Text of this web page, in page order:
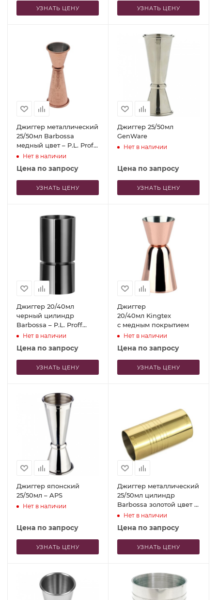
УЗНАТЬ ЦЕНУ УЗНАТЬ ЦЕНУ
Джиггер металлический
25/50мл Barbossa
медный цвет – P.L. Proff
Cuisine
Нет в наличии
Цена по запросу
УЗНАТЬ ЦЕНУ
Джиггер 25/50мл
GenWare
Нет в наличии
Цена по запросу
УЗНАТЬ ЦЕНУ
Джиггер 20/40мл
черный цилиндр
Barbossa – P.L. Proff
Cuisine
Нет в наличии
Цена по запросу
УЗНАТЬ ЦЕНУ
Джиггер
20/40мл Kingtex
с медным покрытием
Нет в наличии
Цена по запросу
УЗНАТЬ ЦЕНУ
Джиггер японский
25/50мл – APS
Нет в наличии
Цена по запросу
УЗНАТЬ ЦЕНУ
Джиггер металлический
25/50мл цилиндр
Barbossa золотой цвет –
P.L. Proff Cuisine
Нет в наличии
Цена по запросу
УЗНАТЬ ЦЕНУ